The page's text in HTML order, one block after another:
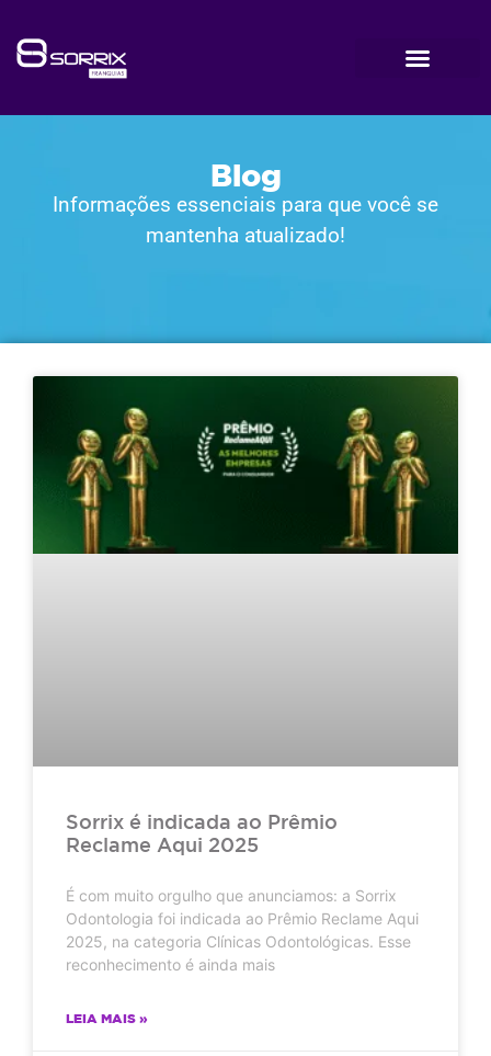
Blog
Informações essenciais para que você se
mantenha atualizado!
Sorrix é indicada ao Prêmio
Reclame Aqui 2025
É com muito orgulho que anunciamos: a Sorrix
Odontologia foi indicada ao Prêmio Reclame Aqui
2025, na categoria Clínicas Odontológicas. Esse
reconhecimento é ainda mais
LEIA MAIS »